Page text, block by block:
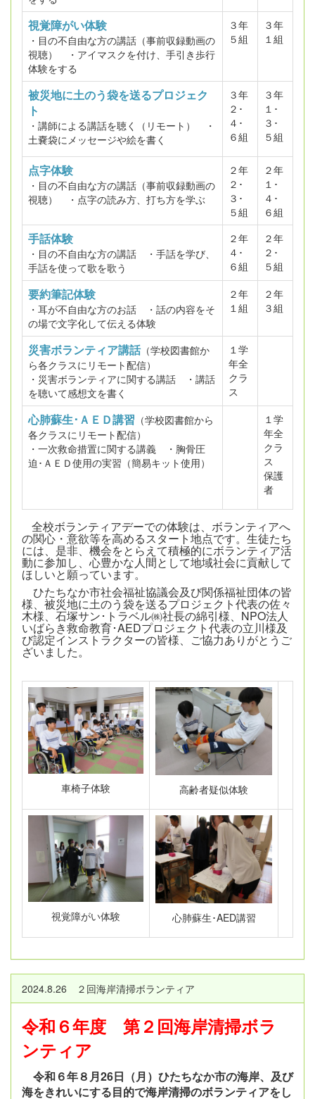
視覚障がい体験
・目の不自由な方の講話（事前収録動画の
視聴） ・アイマスクを付け、手引き歩行
体験をする
３年
５組
３年
１組
被災地に土のう袋を送るプロジェク
ト
・講師による講話を聴く（リモート） ・
土嚢袋にメッセージや絵を書く
３年
２･
４･
６組
３年
１･
３･
５組
点字体験
・目の不自由な方の講話（事前収録動画の
視聴） ・点字の読み方、打ち方を学ぶ
２年
２･
３･
５組
２年
１･
４･
６組
手話体験
・目の不自由な方の講話 ・手話を学び、
手話を使って歌を歌う
２年
４･
６組
２年
２･
５組
要約筆記体験
・耳が不自由な方のお話 ・話の内容をそ
の場で文字化して伝える体験
２年
１組
２年
３組
災害ボランティア講話（学校図書館か
ら各クラスにリモート配信）
・災害ボランティアに関する講話 ・講話
を聴いて感想文を書く
１学
年全
クラ
ス
心肺蘇生･ＡＥＤ講習 （学校図書館から
各クラスにリモート配信）
・一次救命措置に関する講義 ・胸骨圧
迫･ＡＥＤ使用の実習（簡易キット使用）
１学
年全
クラ
ス
保護
者
全校ボランティアデーでの体験は、ボランティアへ
の関心・意欲等を高めるスタート地点です。生徒たち
には、是非、機会をとらえて積極的にボランティア活
動に参加し、心豊かな人間として地域社会に貢献して
ほしいと願っています。
ひたちなか市社会福祉協議会及び関係福祉団体の皆
様、被災地に土のう袋を送るプロジェクト代表の佐々
木様、石塚サン･トラベル㈱社長の綿引様、NPO法人
いばらき救命教育･AEDプロジェクト代表の立川様及
び認定インストラクターの皆様、ご協力ありがとうご
ざいました。
車椅子体験 高齢者疑似体験
視覚障がい体験 心肺蘇生･AED講習
2024.8.26 ２回海岸清掃ボランティア
令和６年度 第２回海岸清掃ボラ
ンティア
令和６年８月26日（月）ひたちなか市の海岸、及び
海をきれいにする目的で海岸清掃のボランティアをし